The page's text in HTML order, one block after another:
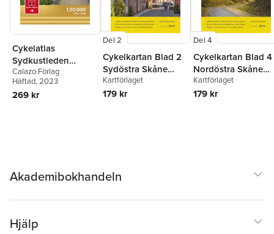
Cykelatlas
Sydkustleden
1:50.000
Calazo Förlag
Häftad, 2023
269 kr
Del 2
Cykelkartan Blad 2
Sydöstra Skåne
2023-2025
Kartförlaget
179 kr
Del 4
Cykelkartan Blad 4
Nordöstra Skåne
2023-2025
Kartförlaget
179 kr
Akademibokhandeln
Hjälp